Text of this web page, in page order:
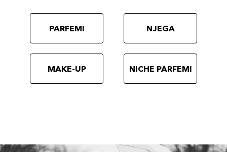
PARFEMI NJEGA
MAKE-UP NICHE PARFEMI